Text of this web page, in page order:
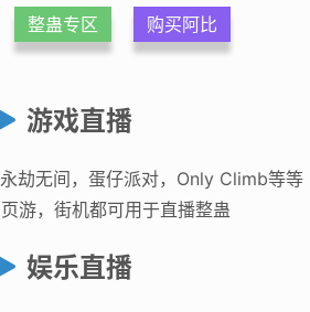
整蛊专区 购买阿比
游戏直播
劫无间，蛋仔派对，Only Climb等等
游，街机都可用于直播整蛊
娱乐直播